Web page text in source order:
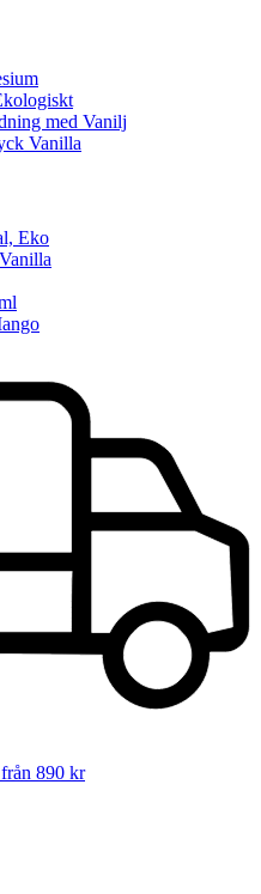
med Vanilj
Vanilla
Eko
från 890 kr